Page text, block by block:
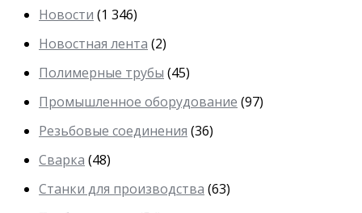
Новости (1 346)
Новостная лента (2)
Полимерные трубы (45)
Промышленное оборудование (97)
Резьбовые соединения (36)
Сварка (48)
Станки для производства (63)